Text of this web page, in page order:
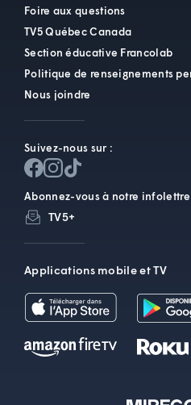
Foire aux questions
TV5 Québec Canada
Section éducative Francolab
Politique de renseignements
Nous joindre
Suivez-nous sur :
Abonnez-vous à notre infolettre
TV5+
Applications mobile et TV